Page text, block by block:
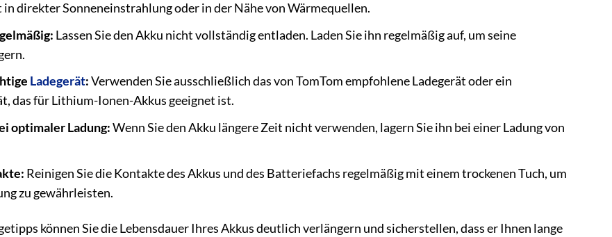
direkter Sonneneinstrahlung oder in der Nähe von Wärmequellen.
Lassen Sie den Akku nicht vollständig entladen. Laden Sie ihn regelmäßig auf, um seine
Ladegerät:Verwenden Sie ausschließlich das von TomTom empfohlene Ladegerät oder ein
das für Lithium-Ionen-Akkus geeignet ist.
optimaler Ladung:Wenn Sie den Akku längere Zeit nicht verwenden, lagern Sie ihn bei einer Ladung von
Reinigen Sie die Kontakte des Akkus und des Batteriefachs regelmäßig mit einem trockenen Tuch, um
zu gewährleisten.
können Sie die Lebensdauer Ihres Akkus deutlich verlängern und sicherstellen, dass er Ihnen lange